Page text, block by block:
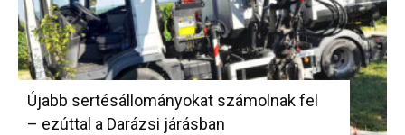
Újabb sertésállományokat számolnak fel
– ezúttal a Darázsi járásban